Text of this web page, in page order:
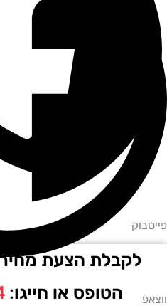
לקבלת הצעת מחיר
הטופס או חייגו: